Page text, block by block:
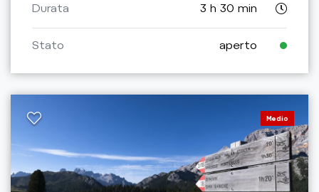
Durata 3 h 30 min
Stato aperto
Medio